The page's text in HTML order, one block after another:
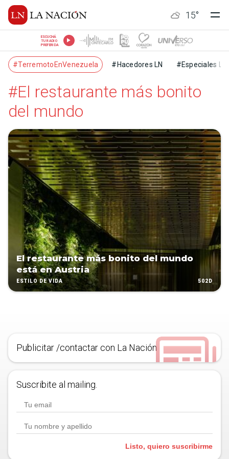
15°
ESCUCHÁ
TU RADIO
PREFERIDA
#TerremotoEnVenezuela #Hacedores LN #Especiales LN
#El restaurante más bonito
del mundo
El restaurante más bonito del mundo
está en Austria
ESTILO DE VIDA 502D
Publicitar /contactar con La Nación
Suscribite al mailing.
Listo, quiero suscribirme